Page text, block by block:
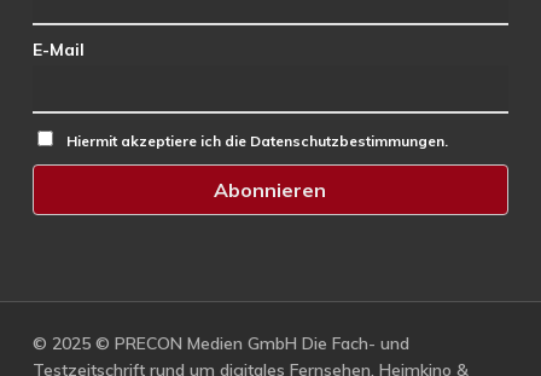
E-Mail
Hiermit akzeptiere ich die Datenschutzbestimmungen.
© 2025 © PRECON Medien GmbH Die Fach- und
Testzeitschrift rund um digitales Fernsehen, Heimkino &